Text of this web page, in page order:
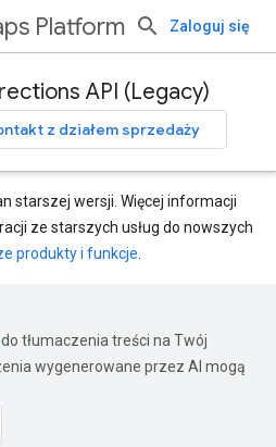
Platform Zaloguj się
API (Legacy)
z działem sprzedaży
starszej wersji. Więcej informacji
ze starszych usług do nowszych
produkty i funkcje
tłumaczenia treści na Twój
wygenerowane przez AI mogą